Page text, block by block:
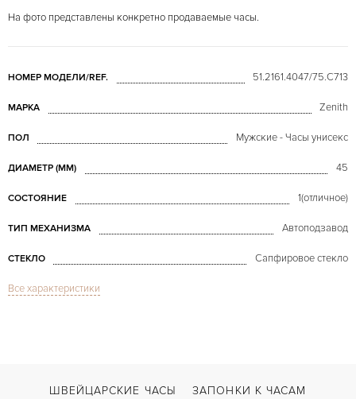
На фото представлены конкретно продаваемые часы.
НОМЕР МОДЕЛИ/REF. 51.2161.4047/75.C713
МАРКА Zenith
ПОЛ Мужские - Часы унисекс
ДИАМЕТР (MM) 45
СОСТОЯНИЕ 1(отличное)
ТИП МЕХАНИЗМА Автоподзавод
СТЕКЛО Сапфировое стекло
ФУНКЦИИ
Все характеристики
ШВЕЙЦАРСКИЕ ЧАСЫ
ЗАПОНКИ К ЧАСАМ